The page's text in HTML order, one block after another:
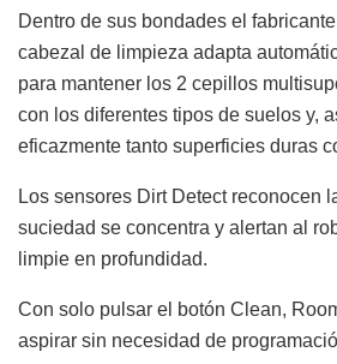
Dentro de sus bondades el
cabezal de limpieza adapta
para mantener los 2 cepillos
con los diferentes tipos de suelos y,
eficazmente tanto superficies duras
Los sensores Dirt Detect reconocen
suciedad se concentra y alertan al
limpie en profundidad.
Con solo pulsar el botón Clean,
aspirar sin necesidad de